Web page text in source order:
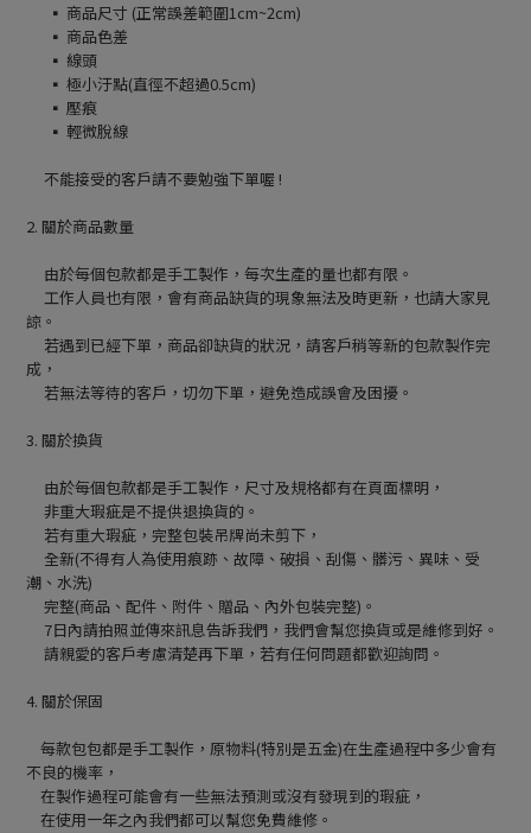
▪ 商品尺寸 (正常誤差範圍1cm~2cm)
▪ 商品色差
▪ 線頭
▪ 極小汙點(直徑不超過0.5cm)
▪ 壓痕
▪ 輕微脫線
不能接受的客戶請不要勉強下單喔 !
2. 關於商品數量
由於每個包款都是手工製作，每次生產的量也都有限。
工作人員也有限，會有商品缺貨的現象無法及時更新，也請大家見
諒。
若遇到已經下單，商品卻缺貨的狀況，請客戶稍等新的包款製作完
成，
若無法等待的客戶，切勿下單，避免造成誤會及困擾。
3. 關於換貨
由於每個包款都是手工製作，尺寸及規格都有在頁面標明，
非重大瑕疵是不提供退換貨的。
若有重大瑕疵，完整包裝吊牌尚未剪下，
全新(不得有人為使用痕跡、故障、破損、刮傷、髒污、異味、受
潮、水洗)
完整(商品、配件、附件、贈品、內外包裝完整)。
7日內請拍照並傳來訊息告訴我們，我們會幫您換貨或是維修到好。
請親愛的客戶考慮清楚再下單，若有任何問題都歡迎詢問。
4. 關於保固
每款包包都是手工製作，原物料(特別是五金)在生產過程中多少會有
不良的機率，
在製作過程可能會有一些無法預測或沒有發現到的瑕疵，
在使用一年之內我們都可以幫您免費維修。